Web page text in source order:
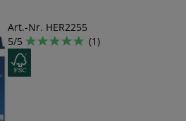
Art.-Nr. HER2255
5/5
(1)